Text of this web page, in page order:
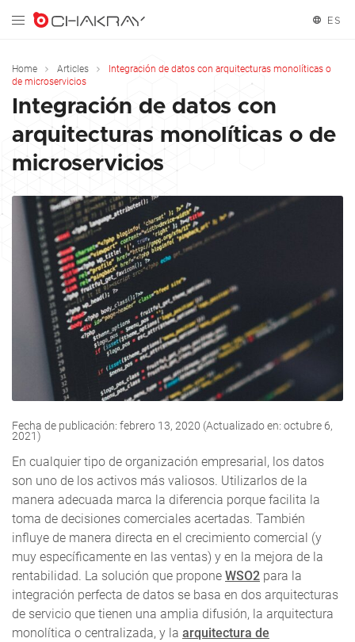
ES
Español
Home Articles
Integración de datos con arquitecturas monolíticas o
de microservicios
Integración de datos con
arquitecturas monolíticas o de
microservicios
Fecha de publicación: febrero 13, 2020 (Actualizado en: octubre 6,
2021)
En cualquier tipo de organización empresarial, los datos
son uno de los activos más valiosos. Utilizarlos de la
manera adecuada marca la diferencia porque facilita la
toma de decisiones comerciales acertadas. También
influye de manera directa en el crecimiento comercial (y
muy específicamente en las ventas) y en la mejora de la
rentabilidad. La solución que propone WSO2 para la
integración perfecta de datos se basa en dos arquitecturas
de servicio que tienen una amplia difusión, la arquitectura
monolítica o centralizada, y la arquitectura de